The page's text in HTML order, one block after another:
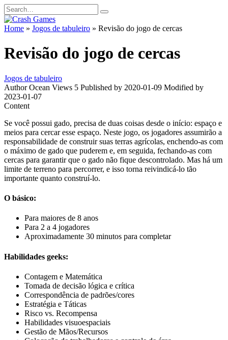
Skip
to
content
Search
for:
Home » Jogos de tabuleiro » Revisão do jogo de cercas
Revisão do jogo de cercas
Jogos de tabuleiro
Author Ocean Views 5 Published by 2020-01-09 Modified by
2023-01-07
Content
Se você possui gado, precisa de duas coisas desde o início: espaço e
meios para cercar esse espaço. Neste jogo, os jogadores assumirão a
responsabilidade de construir suas terras agrícolas, enchendo-as com
o máximo de gado que puderem e, em seguida, fechando-as com
cercas para garantir que o gado não fique descontrolado. Mas há um
limite de terreno para percorrer, e isso torna reivindicá-lo tão
importante quanto construí-lo.
O básico:
Para maiores de 8 anos
Para 2 a 4 jogadores
Aproximadamente 30 minutos para completar
Habilidades geeks:
Contagem e Matemática
Tomada de decisão lógica e crítica
Correspondência de padrões/cores
Estratégia e Táticas
Risco vs. Recompensa
Habilidades visuoespaciais
Gestão de Mãos/Recursos